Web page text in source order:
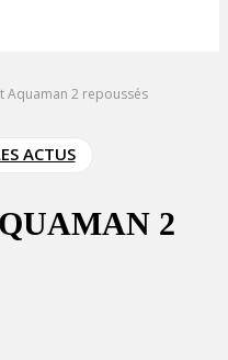
Aquaman 2 repoussés
ACTUS
2